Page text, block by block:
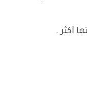
ﺍﻛﺜﺮ .